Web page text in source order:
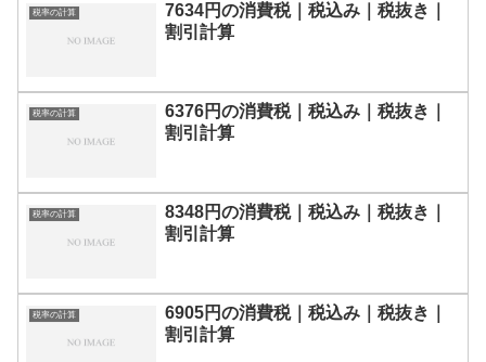
税率の計算
7634円の消費税｜税込み｜税抜き｜
割引計算
税率の計算
6376円の消費税｜税込み｜税抜き｜
割引計算
税率の計算
8348円の消費税｜税込み｜税抜き｜
割引計算
税率の計算
6905円の消費税｜税込み｜税抜き｜
割引計算